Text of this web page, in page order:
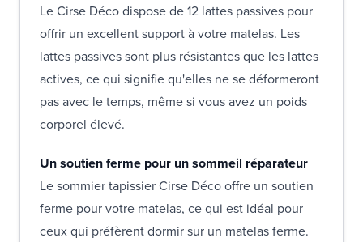
Le Cirse Déco dispose de 12 lattes passives pour
offrir un excellent support à votre matelas. Les
lattes passives sont plus résistantes que les lattes
actives, ce qui signifie qu'elles ne se déformeront
pas avec le temps, même si vous avez un poids
corporel élevé.
Un soutien ferme pour un sommeil réparateur
Le sommier tapissier Cirse Déco offre un soutien
ferme pour votre matelas, ce qui est idéal pour
ceux qui préfèrent dormir sur un matelas ferme.